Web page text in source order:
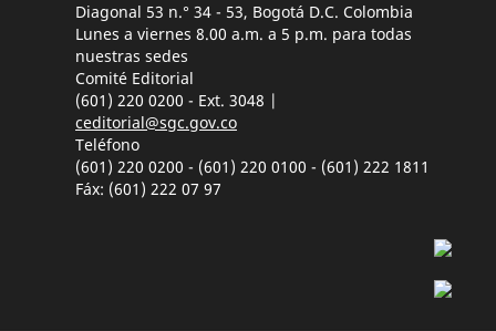
Diagonal 53 n.° 34 - 53, Bogotá D.C. Colombia
Lunes a viernes 8.00 a.m. a 5 p.m. para todas
nuestras sedes
Comité Editorial
(601) 220 0200 - Ext. 3048 |
ceditorial@sgc.gov.co
Teléfono
(601) 220 0200 - (601) 220 0100 - (601) 222 1811
Fáx: (601) 222 07 97